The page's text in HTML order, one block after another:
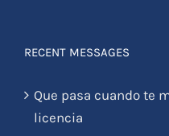
RECENT MESSAGES
Que pasa cuando te
licencia